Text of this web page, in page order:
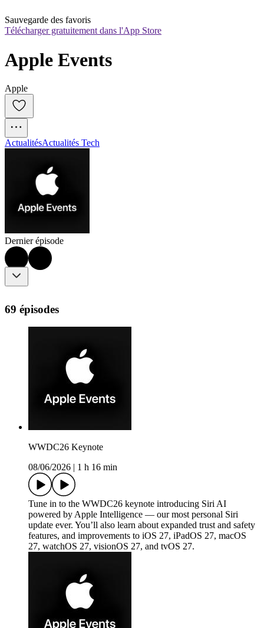
Sauvegarde des favoris
Télécharger gratuitement dans l'App Store
Apple Events
Apple
ActualitésActualités Tech
Dernier épisode
69 épisodes
WWDC26 Keynote
08/06/2026
1 h 16 min
Tune in to the WWDC26 keynote introducing Siri AI
powered by Apple Intelligence — our most personal Siri
update ever. You’ll also learn about expanded trust and safety
features, and improvements to iOS 27, iPadOS 27, macOS
27, watchOS 27, visionOS 27, and tvOS 27.